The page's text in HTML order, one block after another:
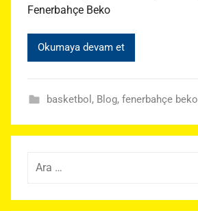
Fenerbahçe Beko
Okumaya devam et
basketbol , Blog, fenerbahçe beko
Arama: